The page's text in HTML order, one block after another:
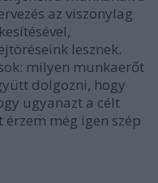
az viszonylag
lesznek.
milyen munkaerőt
dolgozni, hogy
ugyanazt a célt
még igen szép